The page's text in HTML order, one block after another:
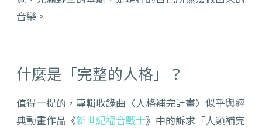
音樂。
什麼是「完整的人格」？
值得一提的，專輯收錄曲〈人格補完計畫〉似乎與經
典動畫作品 《新世紀福音戰士》 中的訴求「人類補完